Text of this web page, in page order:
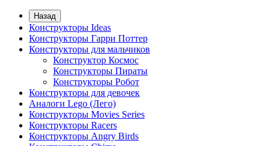
Назад
Конструкторы Ideas
Конструкторы Гарри Поттер
Конструкторы для мальчиков
Конструктор Космос
Конструкторы Пираты
Конструкторы Робот
Конструкторы для девочек
Аналоги Lego (Лего)
Конструкторы Movies Series
Конструкторы Racers
Конструкторы Angry Birds